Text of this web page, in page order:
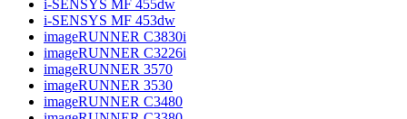
i-SENSYS MF 455dw
i-SENSYS MF 453dw
imageRUNNER C3830i
imageRUNNER C3226i
imageRUNNER 3570
imageRUNNER 3530
imageRUNNER C3480